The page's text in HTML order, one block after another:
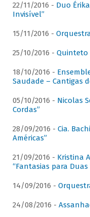
22/11/2016 - Duo
Invisível”
15/11/2016 -
25/10/2016 - Quinteto
18/10/2016 -
Saudade – Cantigas
05/10/2016 - Nicolas
Cordas”
28/09/2016 - Cia.
Américas”
21/09/2016 - Kristina
“Fantasias para Duas
14/09/2016 -
24/08/2016 -